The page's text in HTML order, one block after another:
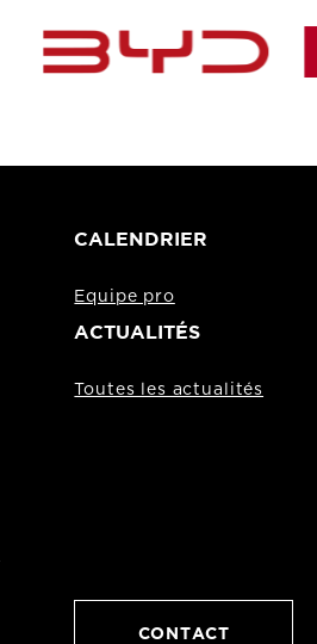
CALENDRIER
Equipe pro
ACTUALITÉS
Toutes les actualités
CONTACT